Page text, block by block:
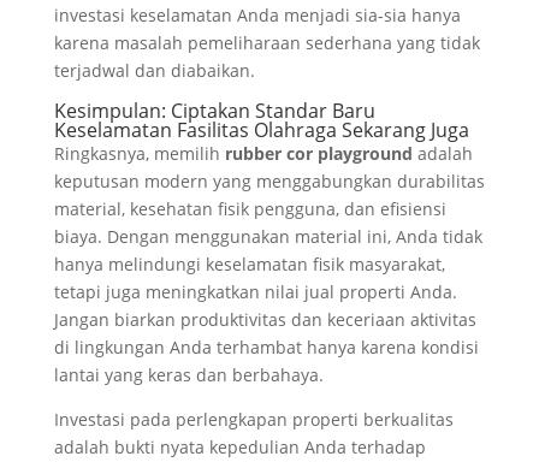
investasi keselamatan Anda menjadi sia-sia hanya
karena masalah pemeliharaan sederhana yang tidak
terjadwal dan diabaikan.
Kesimpulan: Ciptakan Standar Baru
Keselamatan Fasilitas Olahraga Sekarang Juga
Ringkasnya, memilih rubber cor playground adalah
keputusan modern yang menggabungkan durabilitas
material, kesehatan fisik pengguna, dan efisiensi
biaya. Dengan menggunakan material ini, Anda tidak
hanya melindungi keselamatan fisik masyarakat,
tetapi juga meningkatkan nilai jual properti Anda.
Jangan biarkan produktivitas dan keceriaan aktivitas
di lingkungan Anda terhambat hanya karena kondisi
lantai yang keras dan berbahaya.
Investasi pada perlengkapan properti berkualitas
adalah bukti nyata kepedulian Anda terhadap